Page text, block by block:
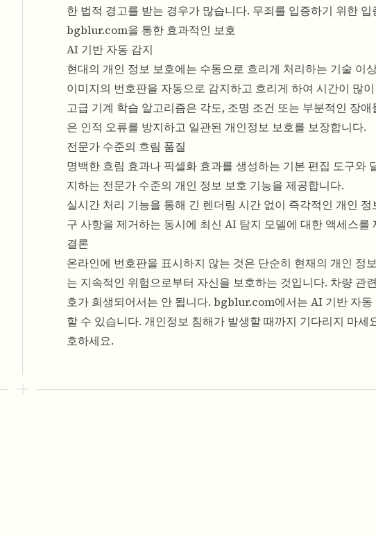
한 법적 경고를 받는 경우가 많습니다. 무죄를 입증하기 위한
bgblur.com을 통한 효과적인 보호
AI 기반 자동 감지
현대의 개인 정보 보호에는 수동으로 흐리게 처리하는 기술
이미지의 번호판을 자동으로 감지하고 흐리게 하여 시간이 많
고급 기계 학습 알고리즘은 각도, 조명 조건 또는 부분적인 장
은 인적 오류를 방지하고 일관된 개인정보 보호를 보장합니다.
전문가 수준의 흐림 품질
명백한 흐림 효과나 픽셀화 효과를 생성하는 기본 편집 도구
지하는 전문가 수준의 개인 정보 보호 기능을 제공합니다.
실시간 처리 기능을 통해 긴 렌더링 시간 없이 즉각적인 개인
구 사항을 제거하는 동시에 최신 AI 탐지 모델에 대한 액세스를
결론
온라인에 번호판을 표시하지 않는 것은 단순히 현재의 개인 정
는 지속적인 위험으로부터 자신을 보호하는 것입니다. 차량
호가 희생되어서는 안 됩니다. bgblur.com에서는 AI 기반 자
할 수 있습니다. 개인정보 침해가 발생할 때까지 기다리지 마
호하세요.